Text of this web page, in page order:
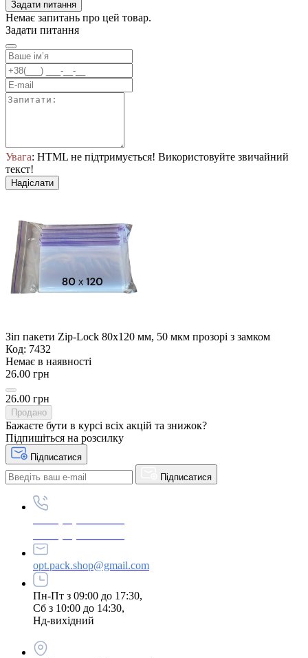
Задати питання
Немає запитань про цей товар.
Задати питання
Увага: HTML не підтримується! Використовуйте звичайний
текст!
Надіслати
Зіп пакети Zip-Lock 80х120 мм, 50 мкм прозорі з замком
Код: 7432
Немає в наявності
26.00 грн
26.00 грн
Продано
Бажаєте бути в курсі всіх акцій та знижок?
Підпишіться на розсилку
Підписатися
Підписатися
opt.pack.shop@gmail.com
Пн-Пт з 09:00 до 17:30,
Сб з 10:00 до 14:30,
Нд-вихідний